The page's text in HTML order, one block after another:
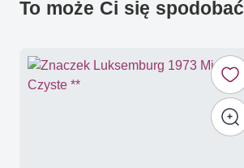
To może Ci się spodobać